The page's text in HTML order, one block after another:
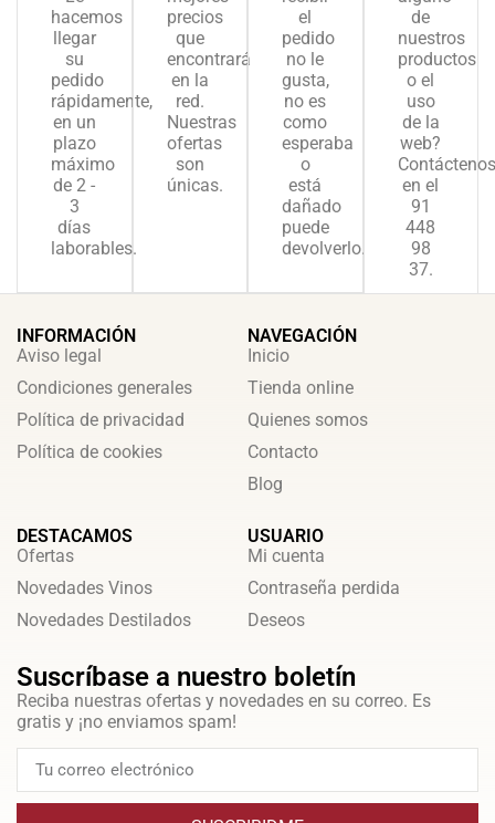
hacemos
llegar
su
pedido
rápidamente,
en un
plazo
máximo
de 2 -
3
días
laborables.
precios
que
encontrará
en la
red.
Nuestras
ofertas
son
únicas.
el
pedido
no le
gusta,
no es
como
esperaba
o
está
dañado
puede
devolverlo.
de
nuestros
productos
o el
uso
de la
web?
Contáctenos
en el
91
448
98
37.
INFORMACIÓN
Aviso legal
Condiciones generales
Política de privacidad
Política de cookies
NAVEGACIÓN
Inicio
Tienda online
Quienes somos
Contacto
Blog
DESTACAMOS
Ofertas
Novedades Vinos
Novedades Destilados
USUARIO
Mi cuenta
Contraseña perdida
Deseos
Suscríbase a nuestro boletín
Reciba nuestras ofertas y novedades en su correo. Es
gratis y ¡no enviamos spam!